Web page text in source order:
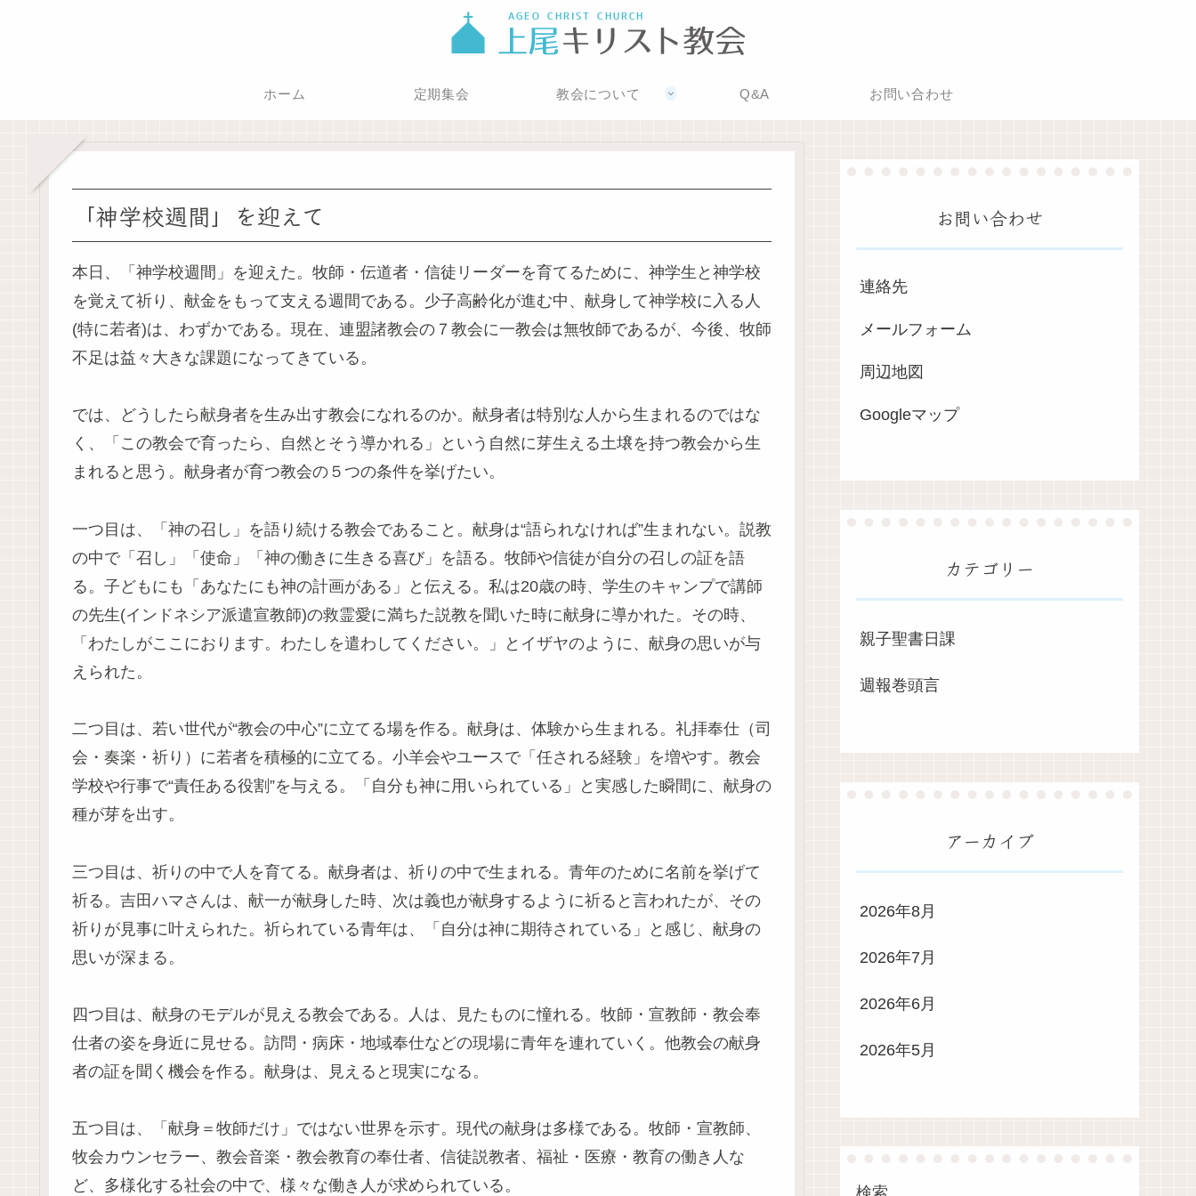
ホーム 定期集会 教会について Q&A お問い合わせ
「神学校週間」を迎えて
本日、「神学校週間」を迎えた。牧師・伝道者・信徒リーダーを育てるために、神学生と神学校
を覚えて祈り、献金をもって支える週間である。少子高齢化が進む中、献身して神学校に入る人
(特に若者)は、わずかである。現在、連盟諸教会の７教会に一教会は無牧師であるが、今後、牧師
不足は益々大きな課題になってきている。
では、どうしたら献身者を生み出す教会になれるのか。献身者は特別な人から生まれるのではな
く、「この教会で育ったら、自然とそう導かれる」という自然に芽生える土壌を持つ教会から生
まれると思う。献身者が育つ教会の５つの条件を挙げたい。
一つ目は、「神の召し」を語り続ける教会であること。献身は“語られなければ”生まれない。説教
の中で「召し」「使命」「神の働きに生きる喜び」を語る。牧師や信徒が自分の召しの証を語
る。子どもにも「あなたにも神の計画がある」と伝える。私は20歳の時、学生のキャンプで講師
の先生(インドネシア派遣宣教師)の救霊愛に満ちた説教を聞いた時に献身に導かれた。その時、
「わたしがここにおります。わたしを遣わしてください。」とイザヤのように、献身の思いが与
えられた。
二つ目は、若い世代が“教会の中心”に立てる場を作る。献身は、体験から生まれる。礼拝奉仕（司
会・奏楽・祈り）に若者を積極的に立てる。小羊会やユースで「任される経験」を増やす。教会
学校や行事で“責任ある役割”を与える。「自分も神に用いられている」と実感した瞬間に、献身の
種が芽を出す。
三つ目は、祈りの中で人を育てる。献身者は、祈りの中で生まれる。青年のために名前を挙げて
祈る。吉田ハマさんは、献一が献身した時、次は義也が献身するように祈ると言われたが、その
祈りが見事に叶えられた。祈られている青年は、「自分は神に期待されている」と感じ、献身の
思いが深まる。
四つ目は、献身のモデルが見える教会である。人は、見たものに憧れる。牧師・宣教師・教会奉
仕者の姿を身近に見せる。訪問・病床・地域奉仕などの現場に青年を連れていく。他教会の献身
者の証を聞く機会を作る。献身は、見えると現実になる。
五つ目は、「献身＝牧師だけ」ではない世界を示す。現代の献身は多様である。牧師・宣教師、
牧会カウンセラー、教会音楽・教会教育の奉仕者、信徒説教者、福祉・医療・教育の働き人な
ど、多様化する社会の中で、様々な働き人が求められている。
お問い合わせ
連絡先
メールフォーム
周辺地図
Googleマップ
カテゴリー
親子聖書日課
週報巻頭言
アーカイブ
2026年8月
2026年7月
2026年6月
2026年5月